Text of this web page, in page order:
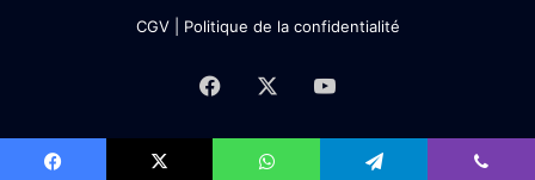
CGV| Politique de la confidentialité